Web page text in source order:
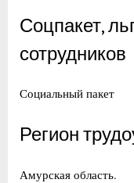
Соцпакет,
сотрудников
Социальный пакет
Регион
Амурская область.